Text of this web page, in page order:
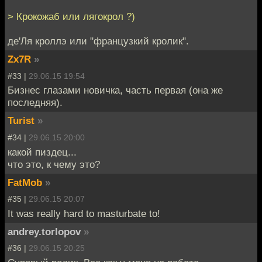
> Крокожаб или лягокрол ?)
де'Ля кроллэ или "французкий кролик".
Zx7R »
#33 | 29.06.15 19:54
Бизнес глазами новичка, часть первая (она же
последняя).
Turist »
#34 | 29.06.15 20:00
какой пиздец...
что это, к чему это?
FatMob »
#35 | 29.06.15 20:07
It was really hard to masturbate to!
andrey.torlopov »
#36 | 29.06.15 20:25